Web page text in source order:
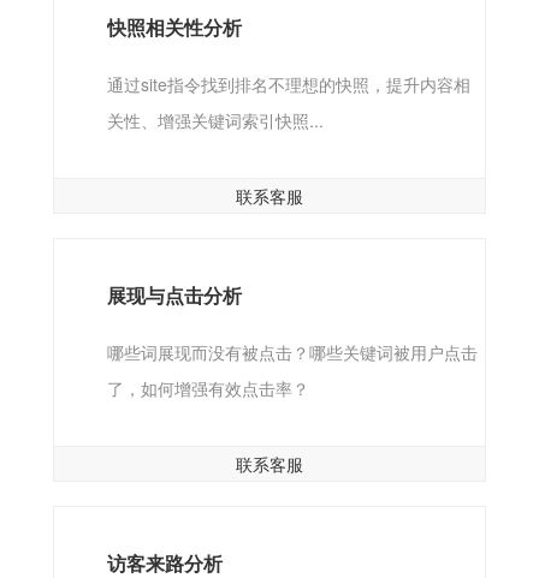
快照相关性分析
通过site指令找到排名不理想的快照，提升内容相
关性、增强关键词索引快照...
联系客服
展现与点击分析
哪些词展现而没有被点击？哪些关键词被用户点击
了，如何增强有效点击率？
联系客服
访客来路分析